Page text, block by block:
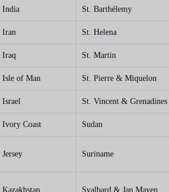
India St. Barthélemy
Iran St. Helena
Iraq St. Martin
Isle of Man St. Pierre & Miquelon
Israel St. Vincent & Grenadines
Ivory Coast Sudan
Jersey Suriname
Kazakhstan Svalbard & Jan Mayen